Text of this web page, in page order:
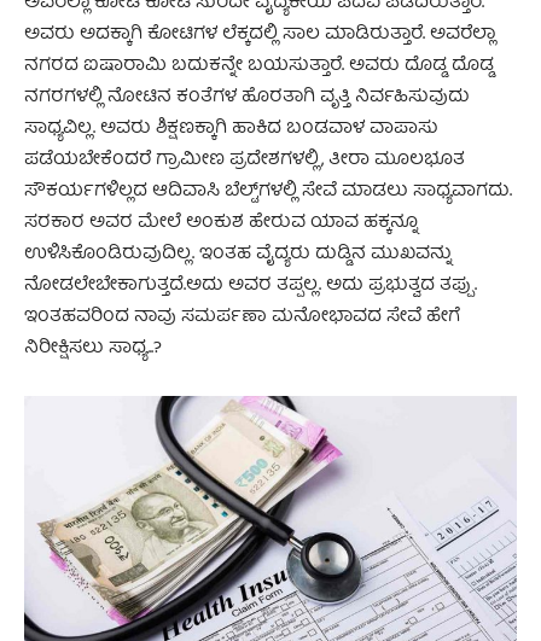
ಅವರು ಅದಕ್ಕಾಗಿ ಕೋಟಿಗಳ ಲೆಕ್ಕದಲ್ಲಿ ಸಾಲ ಮಾಡಿರುತ್ತಾರೆ. ಅವರೆಲ್ಲಾ
ನಗರದ ಐಷಾರಾಮಿ ಬದುಕನ್ನೇ ಬಯಸುತ್ತಾರೆ. ಅವರು ದೊಡ್ಡ ದೊಡ್ಡ
ನಗರಗಳಲ್ಲಿ ನೋಟಿನ ಕಂತೆಗಳ ಹೊರತಾಗಿ ವೃತ್ತಿ ನಿರ್ವಹಿಸುವುದು‌
ಸಾಧ್ಯವಿಲ್ಲ. ಅವರು ಶಿಕ್ಷಣಕ್ಕಾಗಿ ಹಾಕಿದ ಬಂಡವಾಳ ವಾಪಾಸು
ಪಡೆಯಬೇಕೆಂದರೆ ಗ್ರಾಮೀಣ ಪ್ರದೇಶಗಳಲ್ಲಿ, ತೀರಾ ಮೂಲಭೂತ
ಸೌಕರ್ಯಗಳಿಲ್ಲದ ಆದಿವಾಸಿ ಬೆಲ್ಟ್‌ಗಳಲ್ಲಿ ಸೇವೆ ಮಾಡಲು ಸಾಧ್ಯವಾಗದು.
ಸರಕಾರ ಅವರ ಮೇಲೆ ಅಂಕುಶ ಹೇರುವ ಯಾವ ಹಕ್ಕನ್ನೂ
ಉಳಿಸಿಕೊಂಡಿರುವುದಿಲ್ಲ. ಇಂತಹ ವೈದ್ಯರು ದುಡ್ಡಿನ ಮುಖವನ್ನು
ನೋಡಲೇಬೇಕಾಗುತ್ತದೆ.‌ಅದು ಅವರ ತಪ್ಪಲ್ಲ. ಅದು ಪ್ರಭುತ್ವದ ತಪ್ಪು.
ಇಂತಹವರಿಂದ ನಾವು ಸಮರ್ಪಣಾ ಮನೋಭಾವದ ಸೇವೆ ಹೇಗೆ
ನಿರೀಕ್ಷಿಸಲು ಸಾಧ್ಯ..?